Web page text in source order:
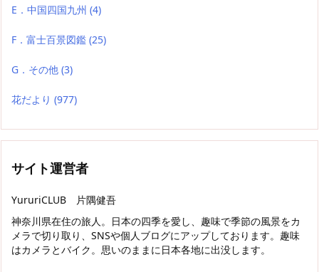
E．中国四国九州 (4)
F．富士百景図鑑 (25)
G．その他 (3)
花だより (977)
サイト運営者
YururiCLUB 片隅健吾
神奈川県在住の旅人。日本の四季を愛し、趣味で季節の風景をカ
メラで切り取り、SNSや個人ブログにアップしております。趣味
はカメラとバイク。思いのままに日本各地に出没します。